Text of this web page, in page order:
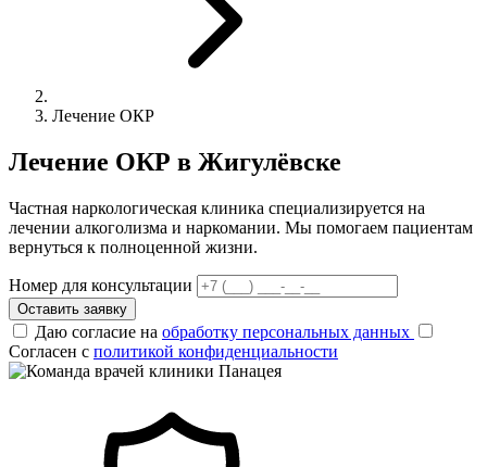
Лечение ОКР
Лечение ОКР в Жигулёвске
Частная наркологическая клиника специализируется на
лечении алкоголизма и наркомании. Мы помогаем пациентам
вернуться к полноценной жизни.
Номер для консультации
Оставить заявку
Даю согласие на обработку персональных данных
Согласен с политикой конфиденциальности